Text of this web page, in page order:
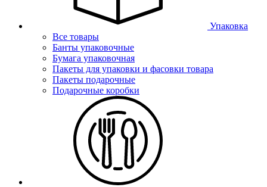
Упаковка
Все товары
Банты упаковочные
Бумага упаковочная
Пакеты для упаковки и фасовки товара
Пакеты подарочные
Подарочные коробки